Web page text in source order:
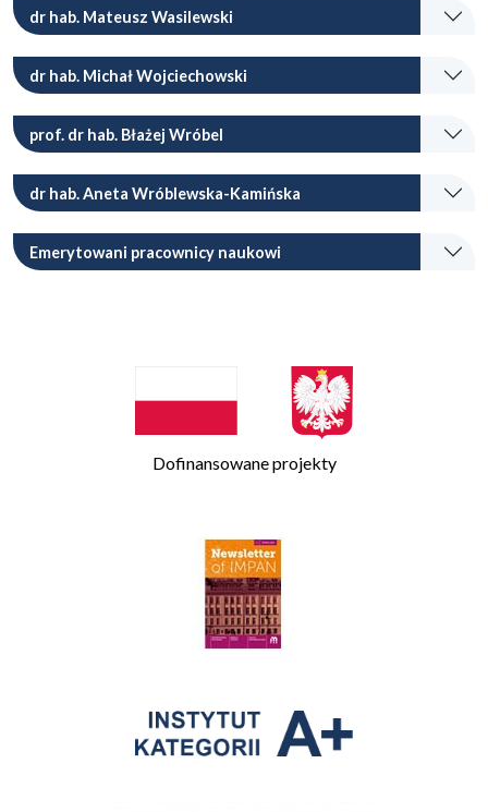
dr hab. Mateusz Wasilewski
dr hab. Michał Wojciechowski
prof. dr hab. Błażej Wróbel
dr hab. Aneta Wróblewska-Kamińska
Emerytowani pracownicy naukowi
Dofinansowane projekty